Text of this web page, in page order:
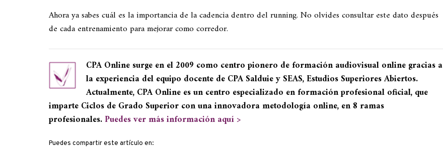
Ahora ya sabes cuál es la importancia de la cadencia dentro del running. No olvides consultar este dato después
de cada entrenamiento para mejorar como corredor.
CPA Online surge en el 2009 como centro pionero de formación audiovisual online gracias a
la experiencia del equipo docente de CPA Salduie y SEAS, Estudios Superiores Abiertos.
Actualmente, CPA Online es un centro especializado en formación profesional oficial, que
imparte Ciclos de Grado Superior con una innovadora metodología online, en 8 ramas
profesionales.Puedes ver más información aquí >
Puedes compartir este artículo en: